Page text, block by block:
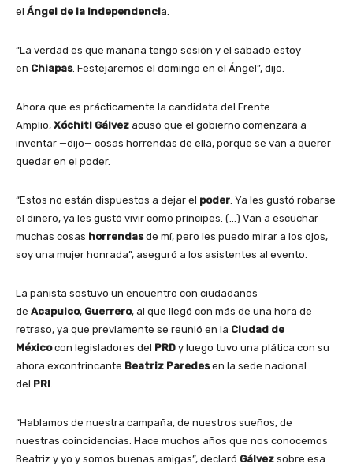
el Ángel de la Independencia.
“La verdad es que mañana tengo sesión y el sábado estoy
en Chiapas. Festejaremos el domingo en el Ángel”, dijo.
Ahora que es prácticamente la candidata del Frente
Amplio, Xóchitl Gálvez acusó que el gobierno comenzará a
inventar —dijo— cosas horrendas de ella, porque se van a querer
quedar en el poder.
“Estos no están dispuestos a dejar el poder . Ya les gustó robarse
el dinero, ya les gustó vivir como príncipes. (…) Van a escuchar
muchas cosas horrendasde mí, pero les puedo mirar a los ojos,
soy una mujer honrada”, aseguró a los asistentes al evento.
La panista sostuvo un encuentro con ciudadanos
de Acapulco, Guerrero, al que llegó con más de una hora de
retraso, ya que previamente se reunió en la Ciudad de
Méxicocon legisladores del PRD y luego tuvo una plática con su
ahora excontrincante Beatriz Paredesen la sede nacional
del PRI
“Hablamos de nuestra campaña, de nuestros sueños, de
nuestras coincidencias. Hace muchos años que nos conocemos
Beatriz y yo y somos buenas amigas”, declaró Gálvez sobre esa